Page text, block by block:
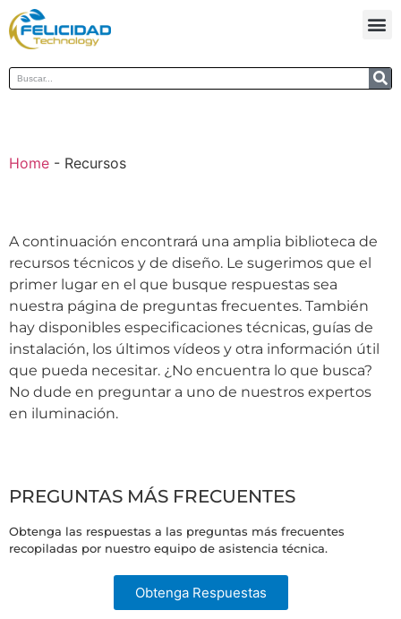
Home - Recursos
A continuación encontrará una amplia biblioteca de
recursos técnicos y de diseño. Le sugerimos que el
primer lugar en el que busque respuestas sea
nuestra página de preguntas frecuentes. También
hay disponibles especificaciones técnicas, guías de
instalación, los últimos vídeos y otra información útil
que pueda necesitar. ¿No encuentra lo que busca?
No dude en preguntar a uno de nuestros expertos
en iluminación.
PREGUNTAS MÁS FRECUENTES
Obtenga las respuestas a las preguntas más frecuentes
recopiladas por nuestro equipo de asistencia técnica.
Obtenga Respuestas